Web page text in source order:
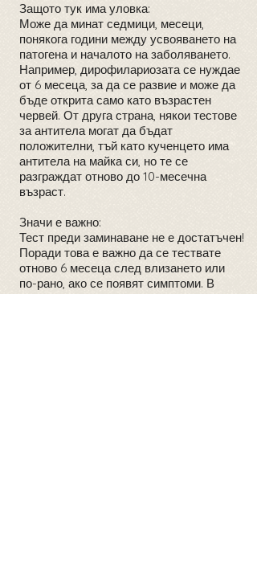
Защото тук има уловка:
Може да минат седмици, месеци,
понякога години между усвояването на
патогена и началото на заболяването.
Например, дирофилариозата се нуждае
от 6 месеца, за да се развие и може да
бъде открита само като възрастен
червей. От друга страна, някои тестове
за антитела могат да бъдат
положителни, тъй като кученцето има
антитела на майка си, но те се
разграждат отново до 10-месечна
възраст.
Значи е важно:
Тест преди заминаване не е достатъчен!
Поради това е важно да се тествате
отново 6 месеца след влизането или
по-рано, ако се появят симптоми. В
случай, че инфекцията е настъпила